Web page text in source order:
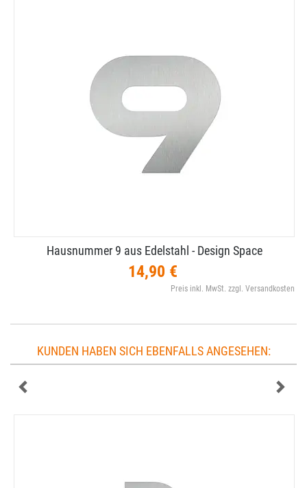
Hausnummer 9 aus Edelstahl - Design Space
14,90 €
Preis inkl. MwSt. zzgl. Versandkosten
KUNDEN HABEN SICH EBENFALLS ANGESEHEN: